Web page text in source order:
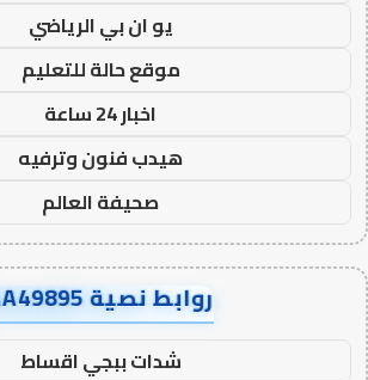
يو ان بي الرياضي
موقع حالة للتعليم
اخبار 24 ساعة
هيدب فنون وترفيه
صحيفة العالم
روابط نصية AA49895
شدات ببجي اقساط